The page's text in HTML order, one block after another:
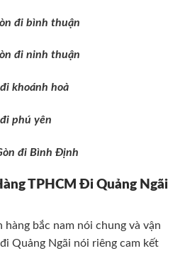
đi bình thuận
đi ninh thuận
khoánh hoà
phú yên
đi Bình Định
TPHCM Đi Quảng Ngãi
hàng bắc nam nói chung và vận
Quảng Ngãi nói riêng cam kết